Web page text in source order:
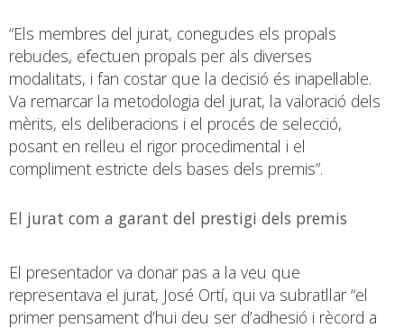
“Els membres del jurat, conegudes els propals
rebudes, efectuen propals per als diverses
modalitats, i fan costar que la decisió és inapel·lable.
Va remarcar la metodologia del jurat, la valoració dels
mèrits, els deliberacions i el procés de selecció,
posant en relleu el rigor procedimental i el
compliment estricte dels bases dels premis”.
El jurat com a garant del prestigi dels premis
El presentador va donar pas a la veu que
representava el jurat, José Ortí, qui va subratllar “el
primer pensament d’hui deu ser d’adhesió i rècord a